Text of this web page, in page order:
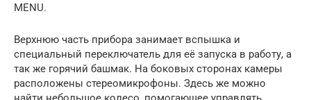
MENU.
Верхнюю часть прибора занимает вспышка и
специальный переключатель для её запуска в работу, а
так же горячий башмак. На боковых сторонах камеры
расположены стереомикрофоны. Здесь же можно